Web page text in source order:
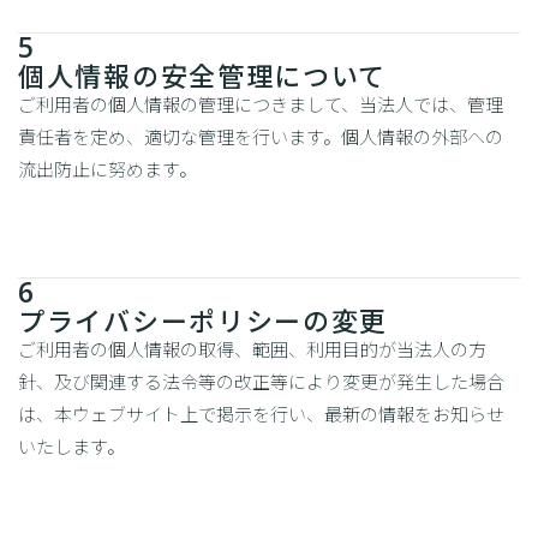
5
個人情報の安全管理について
ご利用者の個人情報の管理につきまして、当法人では、管理
責任者を定め、適切な管理を行います。個人情報の外部への
流出防止に努めます。
6
プライバシーポリシーの変更
ご利用者の個人情報の取得、範囲、利用目的が当法人の方
針、及び関連する法令等の改正等により変更が発生した場合
は、本ウェブサイト上で掲示を行い、最新の情報をお知らせ
いたします。